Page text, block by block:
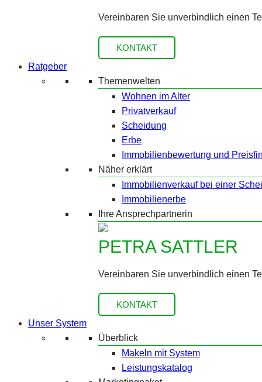
Vereinbaren Sie unverbindlich einen
KONTAKT
Ratgeber
Themenwelten
Wohnen im Alter
Privatverkauf
Scheidung
Erbe
Immobilienbewertung und
Näher erklärt
Immobilienverkauf bei einer
Immobilienerbe
Ihre Ansprechpartnerin
PETRA SATTLER
Vereinbaren Sie unverbindlich einen
KONTAKT
Unser System
Überblick
Makeln mit System
Leistungskatalog